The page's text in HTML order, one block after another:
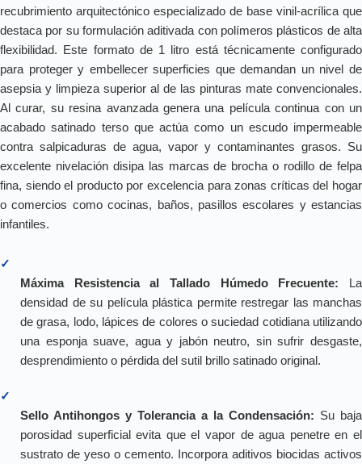
recubrimiento arquitectónico especializado de base vinil-acrílica que
destaca por su formulación aditivada con polímeros plásticos de alta
flexibilidad. Este formato de 1 litro está técnicamente configurado
para proteger y embellecer superficies que demandan un nivel de
asepsia y limpieza superior al de las pinturas mate convencionales.
Al curar, su resina avanzada genera una película continua con un
acabado satinado terso que actúa como un escudo impermeable
contra salpicaduras de agua, vapor y contaminantes grasos. Su
excelente nivelación disipa las marcas de brocha o rodillo de felpa
fina, siendo el producto por excelencia para zonas críticas del hogar
o comercios como cocinas, baños, pasillos escolares y estancias
infantiles.
✓
Máxima Resistencia al Tallado Húmedo Frecuente: La
densidad de su película plástica permite restregar las manchas
de grasa, lodo, lápices de colores o suciedad cotidiana utilizando
una esponja suave, agua y jabón neutro, sin sufrir desgaste,
desprendimiento o pérdida del sutil brillo satinado original.
✓
Sello Antihongos y Tolerancia a la Condensación: Su baja
porosidad superficial evita que el vapor de agua penetre en el
sustrato de yeso o cemento. Incorpora aditivos biocidas activos